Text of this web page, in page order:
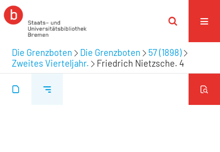
Die Grenzboten Die Grenzboten
57 (1898)
Zweites Vierteljahr.
Friedrich Nietzsche. 4